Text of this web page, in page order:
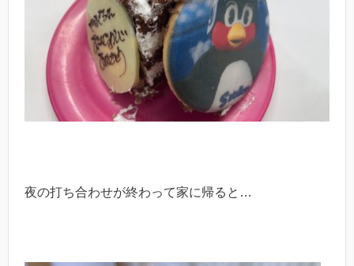
夜の打ち合わせが終わって家に帰ると…